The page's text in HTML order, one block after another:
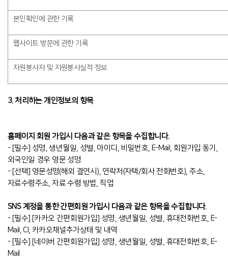
본인확인에 관한 기록
웹사이트 방문에 관한 기록
자원봉사자 및 자원봉사실적 정보
3. 처리하는 개인정보의 항목
홈페이지 회원 가입시 다음과 같은 항목을 수집합니다.
- [필수] 성명, 생년월일, 성별, 아이디, 비밀번호, E-Mail, 회원가입 동기,
외국인일 경우 영문 성명
- [선택] 영문성명(해외 결연시), 연락처(자택/회사 전화번호), 주소,
자료수령주소, 자료 수령 방법, 직업
SNS 계정을 통한 간편회원 가입시 다음과 같은 항목을 수집합니다.
- [필수] [카카오 간편회원가입] 성명, 생년월일, 성별, 휴대전화번호, E-
Mail, CI, 카카오채널추가상태 및 내역
- [필수] [네이버 간편회원가입] 성명, 생년월일, 성별, 휴대전화번호, E-
Mail